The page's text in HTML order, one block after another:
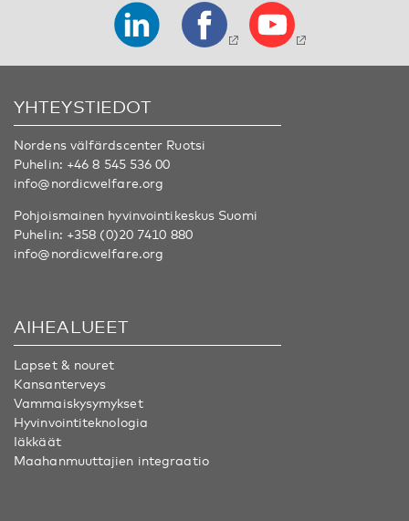
YHTEYSTIEDOT
Nordens välfärdscenter Ruotsi
Puhelin: +46 8 545 536 00
info@nordicwelfare.org
Pohjoismainen hyvinvointikeskus Suomi
Puhelin: +358 (0)20 7410 880
info@nordicwelfare.org
AIHEALUEET
Lapset & nouret
Kansanterveys
Vammaiskysymykset
Hyvinvointiteknologia
Iäkkäät
Maahanmuuttajien integraatio